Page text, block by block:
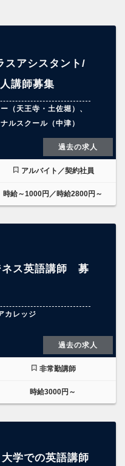
スアシスタント/
講師募集
（天王寺・土佐堀）、
ルスクール（中津）
過去の求人
アルバイト／契約社員
時給～1000円／時給2800円～
ネス英語講師 募
カレッジ
過去の求人
非常勤講師
時給3000円～
学での英語講師